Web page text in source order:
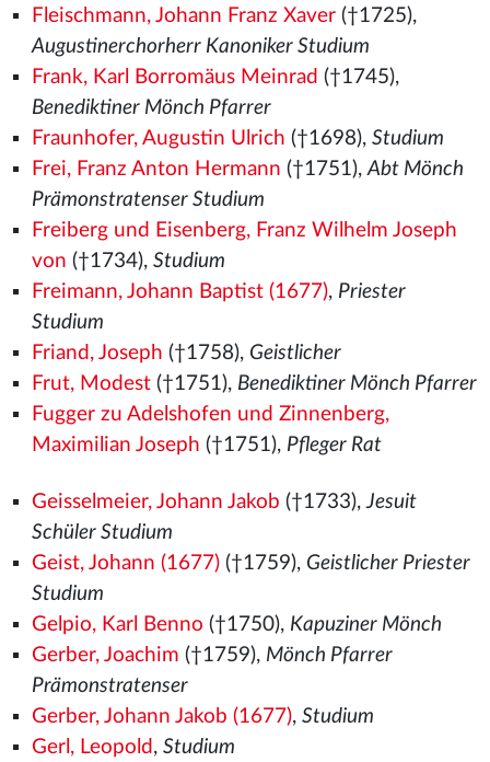
Fleischmann, Johann Franz Xaver(†1725),
Augustinerchorherr Kanoniker Studium
Frank, Karl Borromäus Meinrad (†1745),
Benediktiner Mönch Pfarrer
Fraunhofer, Augustin Ulrich (†1698), Studium
Frei, Franz Anton Hermann (†1751),Abt Mönch
Prämonstratenser Studium
Freiberg und Eisenberg, Franz Wilhelm Joseph
von (†1734), Studium
Freimann, Johann Baptist (1677), Priester
Studium
Friand, Joseph (†1758), Geistlicher
Frut, Modest(†1751), Benediktiner Mönch Pfarrer
Fugger zu Adelshofen und Zinnenberg,
Maximilian Joseph (†1751), Pfleger Rat
Geisselmeier, Johann Jakob (†1733),Jesuit
Schüler Studium
Geist, Johann (1677)(†1759), Geistlicher Priester
Studium
Gelpio, Karl Benno (†1750), Kapuziner Mönch
Gerber, Joachim (†1759), Mönch Pfarrer
Prämonstratenser
Gerber, Johann Jakob (1677), Studium
Gerl, Leopold , Studium